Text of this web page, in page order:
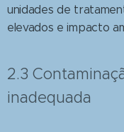
unidades de
elevados e impacto
2.3
inadequada